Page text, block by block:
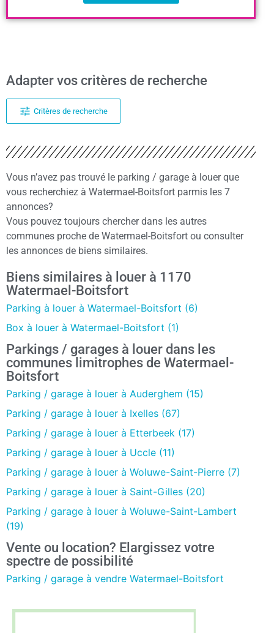
Adapter vos critères de recherche
Critères de recherche
Vous n’avez pas trouvé le parking / garage à louer que
vous recherchiez à Watermael-Boitsfort parmis les 7
annonces?
Vous pouvez toujours chercher dans les autres
communes proche de Watermael-Boitsfort ou consulter
les annonces de biens similaires.
Biens similaires à louer à 1170
Watermael-Boitsfort
Parking à louer à Watermael-Boitsfort (6)
Box à louer à Watermael-Boitsfort (1)
Parkings / garages à louer dans les
communes limitrophes de Watermael-
Boitsfort
Parking / garage à louer à Auderghem (15)
Parking / garage à louer à Ixelles (67)
Parking / garage à louer à Etterbeek (17)
Parking / garage à louer à Uccle (11)
Parking / garage à louer à Woluwe-Saint-Pierre (7)
Parking / garage à louer à Saint-Gilles (20)
Parking / garage à louer à Woluwe-Saint-Lambert
(19)
Vente ou location? Elargissez votre
spectre de possibilité
Parking / garage à vendre Watermael-Boitsfort